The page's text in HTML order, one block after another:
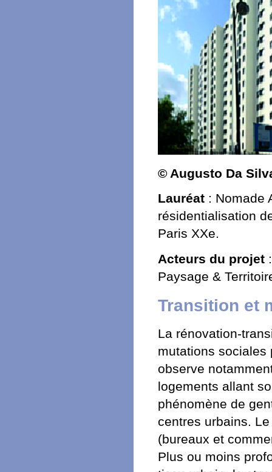
© Augusto Da
Lauréat : Nomade
résidentialisation
Paris XXe.
Acteurs du projet
Paysage &
Transition et
La rénovation-
mutations sociales
observe
logements allant
phénomène de
centres urbains.
(bureaux et
Plus ou moins